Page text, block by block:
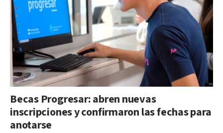
Becas Progresar: abren nuevas
inscripciones y confirmaron las fechas para
anotarse